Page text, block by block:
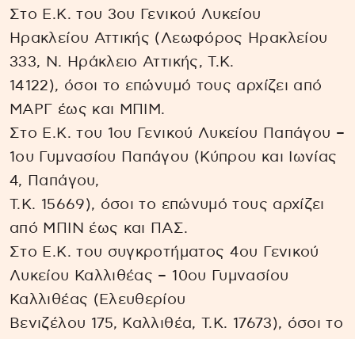
Στο Ε.Κ. του 3ου Γενικού Λυκείου
Ηρακλείου Αττικής (Λεωφόρος Ηρακλείου
333, Ν. Ηράκλειο Αττικής, Τ.Κ.
14122), όσοι το επώνυμό τους αρχίζει από
ΜΑΡΓ έως και ΜΠΙΜ.
Στο Ε.Κ. του 1ου Γενικού Λυκείου Παπάγου –
1ου Γυμνασίου Παπάγου (Κύπρου και Ιωνίας
4, Παπάγου,
Τ.Κ. 15669), όσοι το επώνυμό τους αρχίζει
από ΜΠΙΝ έως και ΠΑΣ.
Στο Ε.Κ. του συγκροτήματος 4ου Γενικού
Λυκείου Καλλιθέας – 10ου Γυμνασίου
Καλλιθέας (Ελευθερίου
Βενιζέλου 175, Καλλιθέα, Τ.Κ. 17673), όσοι το